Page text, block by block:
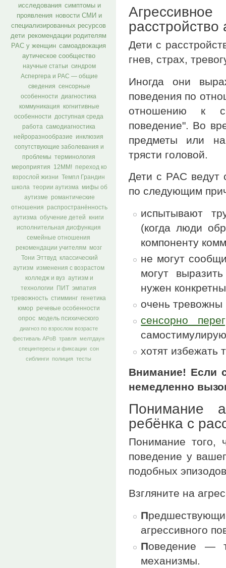
исследования симптомы и
проявления новости СМИ и
специализированных ресурсов
дети рекомендации родителям
РАС у женщин самоадвокация
аутическое сообщество
научные статьи синдром
Аспергера и РАС — общие
сведения сенсорные
особенности диагностика
коммуникация когнитивные
особенности доступная среда
работа самодиагностика
нейроразнообразие инклюзия
сопутствующие заболевания и
проблемы терминология
мероприятия 12ММ! переход ко
взрослой жизни
Темпл Грандин
школа теории аутизма
мифы об
аутизме
романтические
отношения
распространённость
аутизма обучение детей
книги
исполнительная дисфункция
семейные отношения
рекомендации учителям
мозг
Тони Эттвуд
классический
аутизм
изменения с возрастом
колледж и вуз аутизм и
технологии
ПИТ
эмпатия
тревожность стимминг генетика
юмор
речевые особенности
опрос модель психического
диагноз по взрослом возрасте
фестиваль АРоВ травля мелтдаун
специнтересы и фиксации сон
сиблинги полиция тесты
расстройство
Дети с
гнев, страх,
Иногда они
поведения по
отношению к
поведение". Во
предметы или
трясти головой.
Дети с РАС ведут
по следующим
испытывают
(когда люди
компоненту
не могут
могут
нужен
очень
сенсорно
хотят избежать
Внимание! Если
немедленно
Понимание
ребёнка с
Понимание того,
поведение у
подобных
Взгляните на
П
агрессивного
Поведение —
механизмы.